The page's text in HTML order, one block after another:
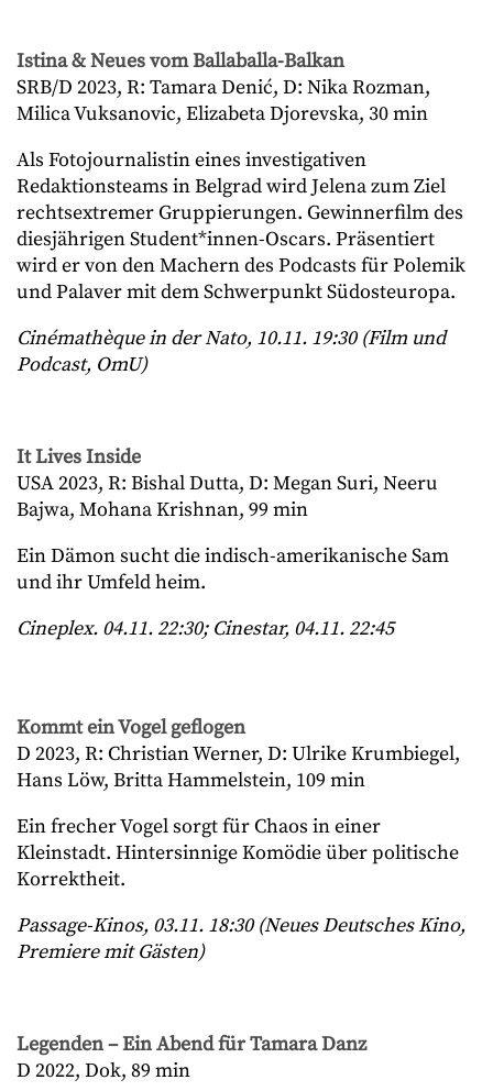
Istina & Neues vom Ballaballa-Balkan
SRB/D 2023, R: Tamara Denić, D: Nika Rozman,
Milica Vuksanovic, Elizabeta Djorevska, 30 min
Als Fotojournalistin eines investigativen
Redaktionsteams in Belgrad wird Jelena zum Ziel
rechtsextremer Gruppierungen. Gewinnerfilm des
diesjährigen Student*innen-Oscars. Präsentiert
wird er von den Machern des Podcasts für Polemik
und Palaver mit dem Schwerpunkt Südosteuropa.
Cinémathèque in der Nato, 10.11. 19:30 (Film und
Podcast, OmU)
It Lives Inside
USA 2023, R: Bishal Dutta, D: Megan Suri, Neeru
Bajwa, Mohana Krishnan, 99 min
Ein Dämon sucht die indisch-amerikanische Sam
und ihr Umfeld heim.
Cineplex. 04.11. 22:30; Cinestar, 04.11. 22:45
Kommt ein Vogel geflogen
D 2023, R: Christian Werner, D: Ulrike Krumbiegel,
Hans Löw, Britta Hammelstein, 109 min
Ein frecher Vogel sorgt für Chaos in einer
Kleinstadt. Hintersinnige Komödie über politische
Korrektheit.
Passage-Kinos, 03.11. 18:30 (Neues Deutsches Kino,
Premiere mit Gästen)
Legenden – Ein Abend für Tamara Danz
D 2022, Dok, 89 min